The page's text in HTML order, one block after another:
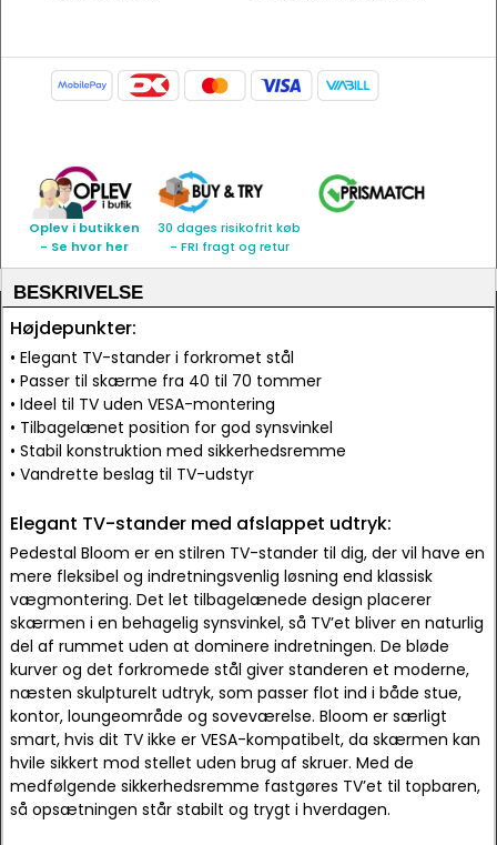
Oplev i butikken
- Se hvor her
30 dages risikofrit køb
- FRI fragt og retur
BESKRIVELSE
Højdepunkter:
• Elegant TV-stander i forkromet stål
• Passer til skærme fra 40 til 70 tommer
• Ideel til TV uden VESA-montering
• Tilbagelænet position for god synsvinkel
• Stabil konstruktion med sikkerhedsremme
• Vandrette beslag til TV-udstyr
Elegant TV-stander med afslappet udtryk:
Pedestal Bloom er en stilren TV-stander til dig, der vil have en
mere fleksibel og indretningsvenlig løsning end klassisk
vægmontering. Det let tilbagelænede design placerer
skærmen i en behagelig synsvinkel, så TV’et bliver en naturlig
del af rummet uden at dominere indretningen. De bløde
kurver og det forkromede stål giver standeren et moderne,
næsten skulpturelt udtryk, som passer flot ind i både stue,
kontor, loungeområde og soveværelse. Bloom er særligt
smart, hvis dit TV ikke er VESA-kompatibelt, da skærmen kan
hvile sikkert mod stellet uden brug af skruer. Med de
medfølgende sikkerhedsremme fastgøres TV’et til topbaren,
så opsætningen står stabilt og trygt i hverdagen.